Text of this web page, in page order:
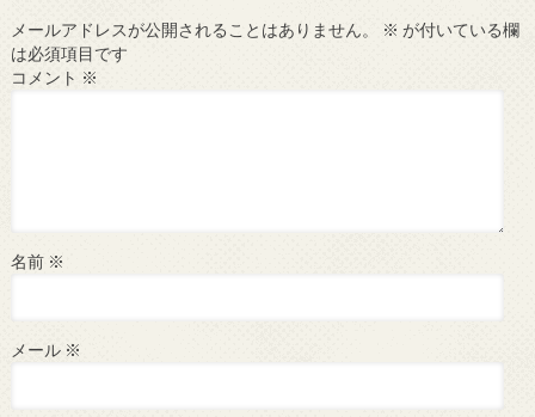
メールアドレスが公開されることはありません。 ※ が付いている欄
は必須項目です
コメント ※
名前 ※
メール ※